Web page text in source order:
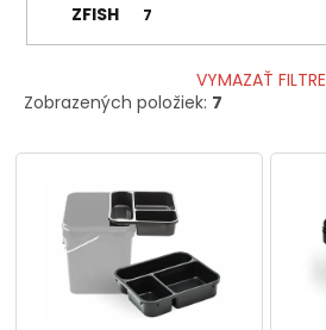
ZFISH 7
VYMAZAŤ FILTRE
Zobrazených položiek: 7
V